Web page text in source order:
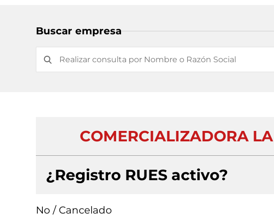
Buscar empresa
COMERCIALIZADORA
¿Registro RUES activo?
No / Cancelado